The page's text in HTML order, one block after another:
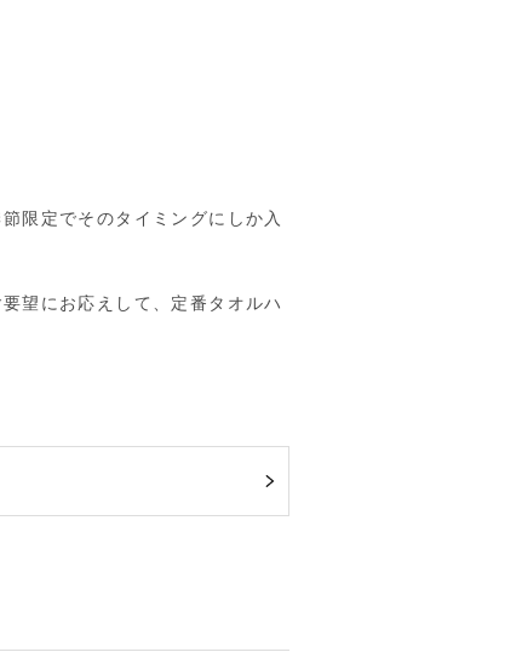
限定でそのタイミングにしか入
望にお応えして、定番タオルハ